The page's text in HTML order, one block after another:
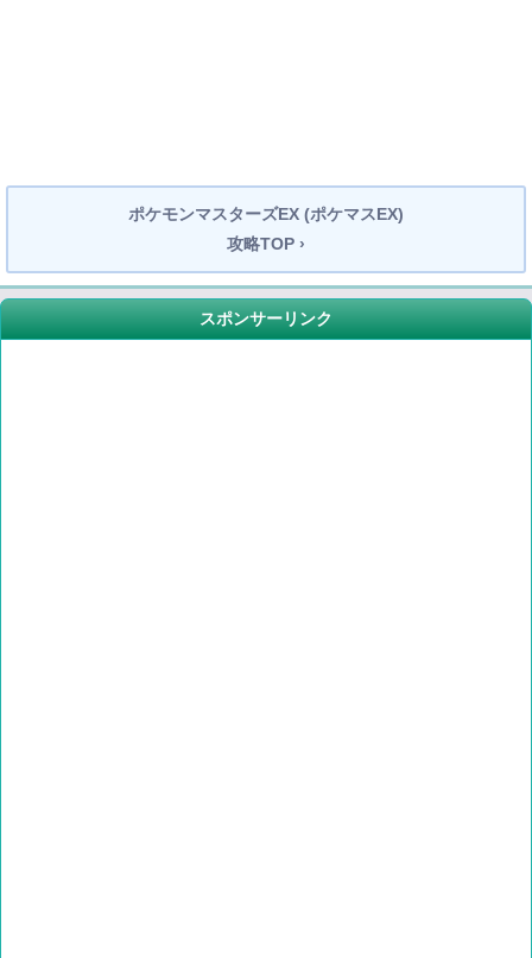
ポケモンマスターズEX (ポケマスEX)
攻略TOP ›
スポンサーリンク